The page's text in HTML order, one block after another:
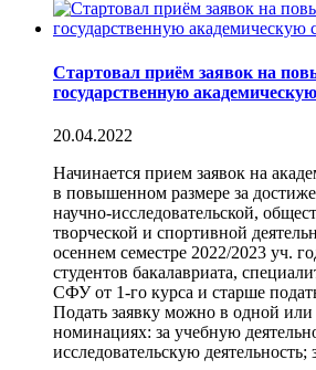
Стартовал приём заявок на
государственную
20.04.2022
Начинается прием заявок на
в повышенном размере за
научно-исследовательской,
творческой и спортивной
осеннем семестре 2022/2023 уч.
студентов бакалавриата,
СФУ от 1-го курса и старше
Подать заявку можно в одной или
номинациях: за учебную
исследовательскую